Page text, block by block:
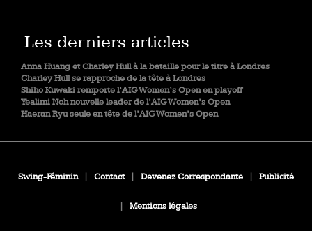
Les derniers articles
Anna Huang et Charley Hull à la bataille pour le titre à Londres
Charley Hull se rapproche de la tête à Londres
Shiho Kuwaki remporte l’AIG Women’s Open en playoff
Yealimi Noh nouvelle leader de l’AIG Women’s Open
Haeran Ryu seule en tête de l’AIG Women’s Open
Swing-Féminin Contact Devenez Correspondante Publicité
Mentions légales